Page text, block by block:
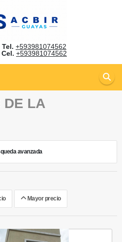
Tel. +593981074562
Cel. +593981074562
DE LA
avanzada
Mayor precio